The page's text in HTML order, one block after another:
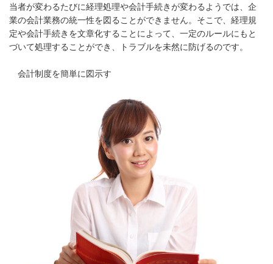
当者が変わるたびに経理処理や会計手続きが変わるようでは、企
業の会計業務の統一性を図ることができません。そこで、経理規
定や会計手続きを文章化することによって、一定のルールにもと
づいて処理することができ、トラブルを未然に防げるのです。
会計制度を簡単に図示す